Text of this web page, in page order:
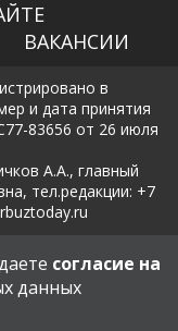
ВАКАНСИИ
в
и дата принятия
83656 от 26 июля
А.А., главный
тел.редакции: +7
персональных
согласие на
данных